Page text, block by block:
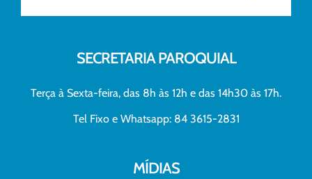
SECRETARIA PAROQUIAL
Terça à Sexta-feira, das 8h às 12h e das 14h30 às 17h.
Tel Fixo e Whatsapp: 84 3615-2831
MÍDIAS